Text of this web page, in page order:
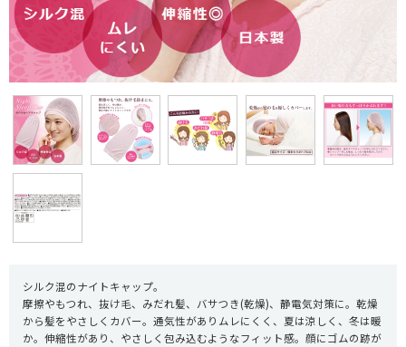
シルク混のナイトキャップ。
摩擦やもつれ、抜け毛、みだれ髪、バサつき(乾燥)、静電気対策に。乾燥
から髪をやさしくカバー。通気性がありムレにくく、夏は涼しく、冬は暖
か。伸縮性があり、やさしく包み込むようなフィット感。顔にゴムの跡が